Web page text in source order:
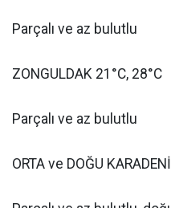
Parçalı ve az bulutlu
ZONGULDAK 21°C, 28°C
Parçalı ve az bulutlu
ORTA ve DOĞU